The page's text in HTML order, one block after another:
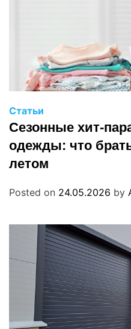
Статьи
Сезонные хит-
одежды: что
летом
Posted on 24.05.2026 by